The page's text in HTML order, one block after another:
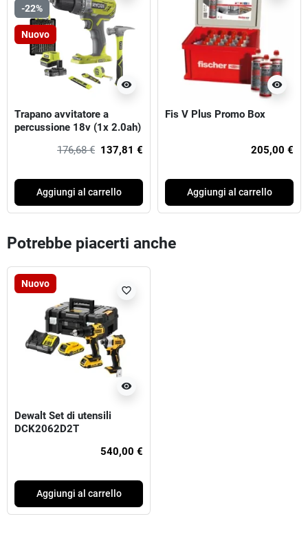
-22%
Nuovo
visibility
Trapano avvitatore a
percussione 18v (1x 2.0ah)
176,68 € 137,81 €
Aggiungi al carrello
visibility
Fis V Plus Promo Box
205,00 €
Aggiungi al carrello
Potrebbe piacerti anche
Nuovo
visibility
favorite_border
Dewalt Set di utensili
DCK2062D2T
540,00 €
Aggiungi al carrello